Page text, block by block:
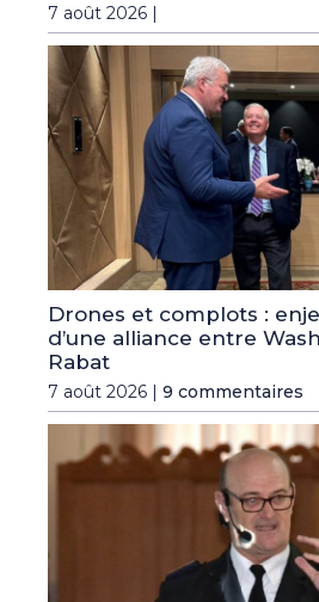
7 août 2026 |
Drones et complots :
d’une alliance entre
Rabat
7 août 2026 | 9 commentaires